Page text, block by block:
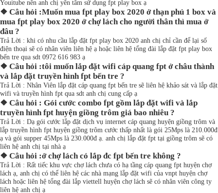
Youitube nên anh chị yên tâm sử dụng fpt play box ạ
❖ Câu hỏi :Muốn mua fpt play box 2020 ở thạn phú 1 box và
mua fpt play box 2020 ở chợ lách cho người thân thì mua ở
đâu ?
Trả Lời : khi có nhu cầu lắp đặt fpt play box 2020 anh chị chỉ cần để lại số
điện thoại sẽ có nhân viên liên hệ ạ hoặc liên hệ tổng đài lắp đặt fpt play box
bến tre qua sdt 0972 616 983 ạ
❖ Câu hỏi :tôi muốn lắp đặt wifi cáp quang fpt ở châu thành
và lắp đặt truyền hình fpt bến tre ?
Trả Lời : Nhân Viên lắp đặt cáp quang fpt bến tre sẽ liên hệ khảo sát và lắp đặt
wifi và truyền hình fpt qua sdt anh chị cung cấp ạ
❖ Câu hỏi : Gói cước combo fpt gồm lắp đặt wifi và lắp
truyền hình fpt huyện giồng trôm giá bao nhiêu ?
Trả Lời : Dạ gói cước lắp đặt dịch vụ internet cáp quang huyện giồng trôm và
lắp truyền hình fpt huyện giồng trôm cước thấp nhất là gói 25Mps là 210.000đ
ạ và gói supper 45Mps là 230.000đ ạ. anh chị lắp đặt fpt tại giồng trôm sẽ có
liên hệ anh chị tại nhà ạ
❖ Câu hỏi :ở chợ lách có lắp đc fpt bến tre không ?
Trả Lời : Rất tiếc khu vực chợ lách chưa có hạ tầng cáp quang fpt huyện chợ
lách ạ, anh chị có thể liên hệ các nhà mạng lắp đặt wifi của vnpt huyện chợ
lách hoặc liên hệ tổng đài lắp viettell huyện chợ lách sẽ có nhân viên công ty
liên hệ anh chị ạ